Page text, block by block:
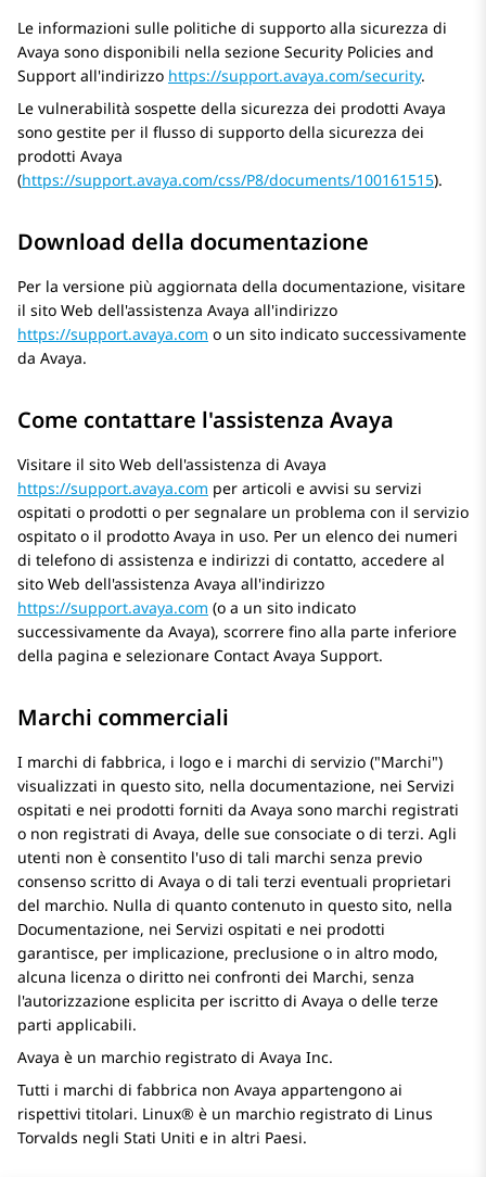
Le informazioni sulle politiche di supporto alla sicurezza di
Avaya sono disponibili nella sezione Security Policies and
Support all'indirizzo https://support.avaya.com/security.
Le vulnerabilità sospette della sicurezza dei prodotti Avaya
sono gestite per il flusso di supporto della sicurezza dei
prodotti Avaya
(https://support.avaya.com/css/P8/documents/100161515).
Download della documentazione
Per la versione più aggiornata della documentazione, visitare
il sito Web dell'assistenza Avaya all'indirizzo
https://support.avaya.com o un sito indicato successivamente
da Avaya.
Come contattare l'assistenza Avaya
Visitare il sito Web dell'assistenza di Avaya
https://support.avaya.com per articoli e avvisi su servizi
ospitati o prodotti o per segnalare un problema con il servizio
ospitato o il prodotto Avaya in uso. Per un elenco dei numeri
di telefono di assistenza e indirizzi di contatto, accedere al
sito Web dell'assistenza Avaya all'indirizzo
https://support.avaya.com (o a un sito indicato
successivamente da Avaya), scorrere fino alla parte inferiore
della pagina e selezionare Contact Avaya Support.
Marchi commerciali
I marchi di fabbrica, i logo e i marchi di servizio ( Marchi )
visualizzati in questo sito, nella documentazione, nei Servizi
ospitati e nei prodotti forniti da Avaya sono marchi registrati
o non registrati di Avaya, delle sue consociate o di terzi. Agli
utenti non è consentito l'uso di tali marchi senza previo
consenso scritto di Avaya o di tali terzi eventuali proprietari
del marchio. Nulla di quanto contenuto in questo sito, nella
Documentazione, nei Servizi ospitati e nei prodotti
garantisce, per implicazione, preclusione o in altro modo,
alcuna licenza o diritto nei confronti dei Marchi, senza
l'autorizzazione esplicita per iscritto di Avaya o delle terze
parti applicabili.
Avaya è un marchio registrato di Avaya Inc.
Tutti i marchi di fabbrica non Avaya appartengono ai
rispettivi titolari. Linux® è un marchio registrato di Linus
Torvalds negli Stati Uniti e in altri Paesi.